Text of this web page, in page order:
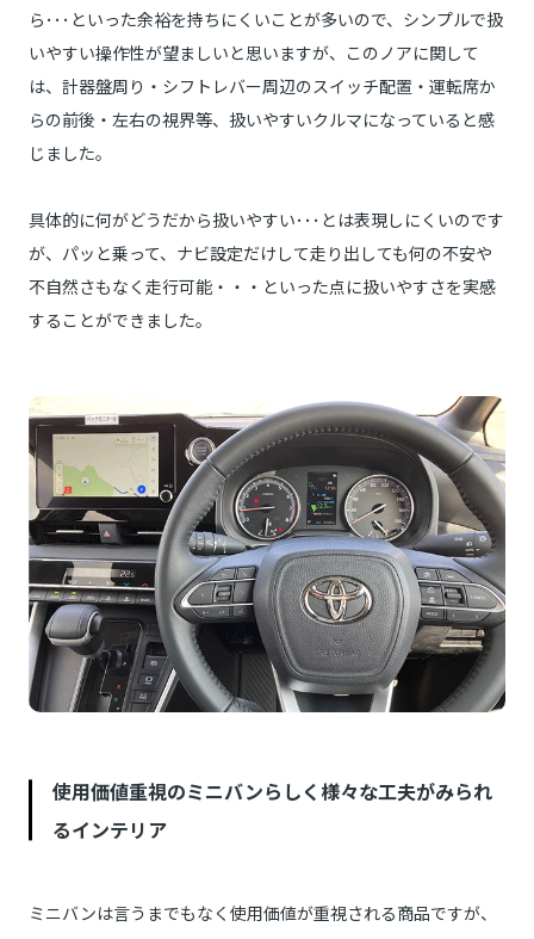
ら･･･といった余裕を持ちにくいことが多いので、シンプルで扱
いやすい操作性が望ましいと思いますが、このノアに関して
は、計器盤周り・シフトレバー周辺のスイッチ配置・運転席か
らの前後・左右の視界等、扱いやすいクルマになっていると感
じました。
具体的に何がどうだから扱いやすい･･･とは表現しにくいのです
が、パッと乗って、ナビ設定だけして走り出しても何の不安や
不自然さもなく走行可能・・・といった点に扱いやすさを実感
することができました。
使用価値重視のミニバンらしく様々な工夫がみられ
るインテリア
ミニバンは言うまでもなく使用価値が重視される商品ですが、